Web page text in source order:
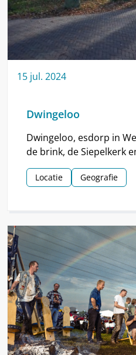
15 jul. 2024
Dwingeloo
Dwingeloo, esdorp in
de brink, de Siepelkerk
Dwingelderveld. Het
middeleeuwen.
Locatie Geografie